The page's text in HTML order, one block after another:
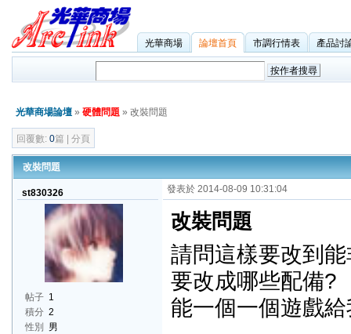
光華商場 論壇首頁 市調行情表 產品討
光華商場論壇 » 硬體問題 » 改裝問題
回覆數: 0篇 | 分頁
改裝問題
st830326
帖子 1
積分 2
性別
男
發表於 2014-08-09 10:31:04
改裝問題
請問這樣要改到
要改成哪些配備?
能一個一個遊戲